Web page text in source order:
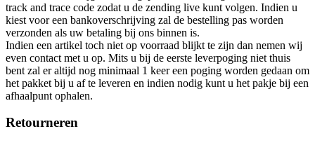
track and trace code zodat u de zending live kunt volgen. Indien u
kiest voor een bankoverschrijving zal de bestelling pas worden
verzonden als uw betaling bij ons binnen is.
Indien een artikel toch niet op voorraad blijkt te zijn dan nemen wij
even contact met u op. Mits u bij de eerste leverpoging niet thuis
bent zal er altijd nog minimaal 1 keer een poging worden gedaan om
het pakket bij u af te leveren en indien nodig kunt u het pakje bij een
afhaalpunt ophalen.
Retourneren